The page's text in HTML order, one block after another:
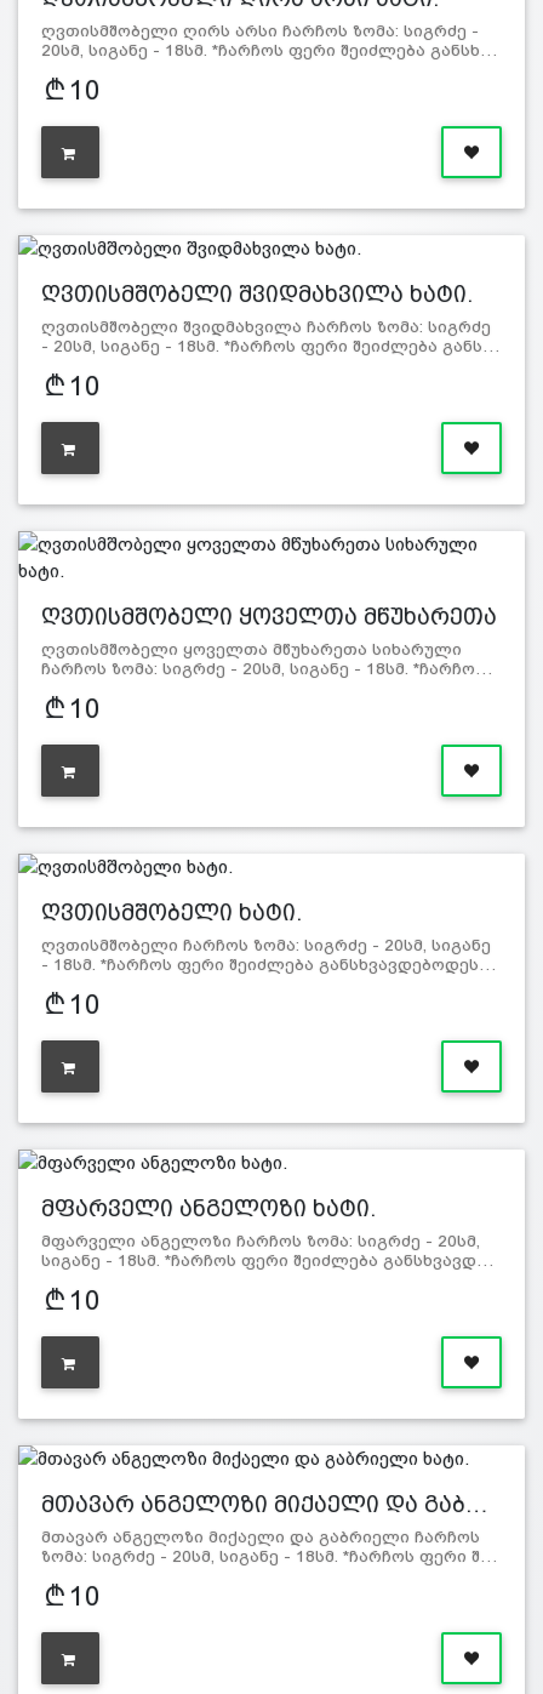
ღვთისმშობელი ღირს არსი ჩარჩოს ზომა: სიგრძე -
20სმ, სიგანე - 18სმ. *ჩარჩოს ფერი შეიძლება განსხ…
10
ღვთისმშობელი შვიდმახვილა ხატი.
ღვთისმშობელი შვიდმახვილა ჩარჩოს ზომა: სიგრძე
- 20სმ, სიგანე - 18სმ. *ჩარჩოს ფერი შეიძლება განს…
10
ღვთისმშობელი ყოველთა მწუხარეთა
ღვთისმშობელი ყოველთა მწუხარეთა სიხარული
ჩარჩოს ზომა: სიგრძე - 20სმ, სიგანე - 18სმ. *ჩარჩო…
10
ღვთისმშობელი ხატი.
ღვთისმშობელი ჩარჩოს ზომა: სიგრძე - 20სმ, სიგანე
- 18სმ. *ჩარჩოს ფერი შეიძლება განსხვავდებოდეს…
10
მფარველი ანგელოზი ხატი.
მფარველი ანგელოზი ჩარჩოს ზომა: სიგრძე - 20სმ,
სიგანე - 18სმ. *ჩარჩოს ფერი შეიძლება განსხვავდ…
10
მთავარ ანგელოზი მიქაელი და გაბ…
მთავარ ანგელოზი მიქაელი და გაბრიელი ჩარჩოს
ზომა: სიგრძე - 20სმ, სიგანე - 18სმ. *ჩარჩოს ფერი შ…
10